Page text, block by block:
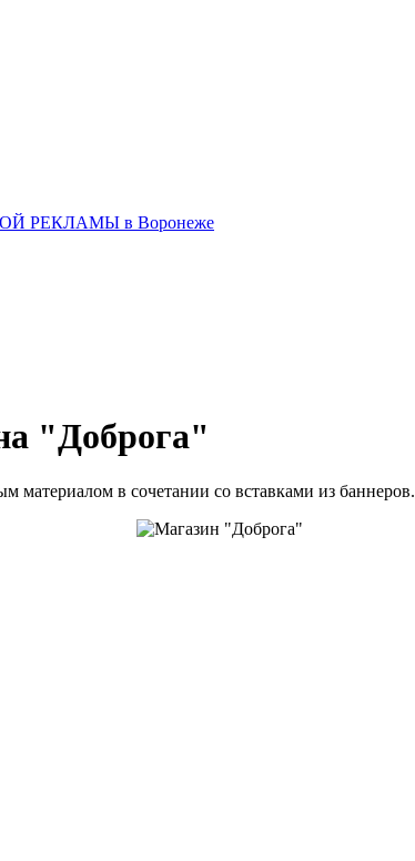
"Доброга"
материалом в сочетании со вставками из баннеров.